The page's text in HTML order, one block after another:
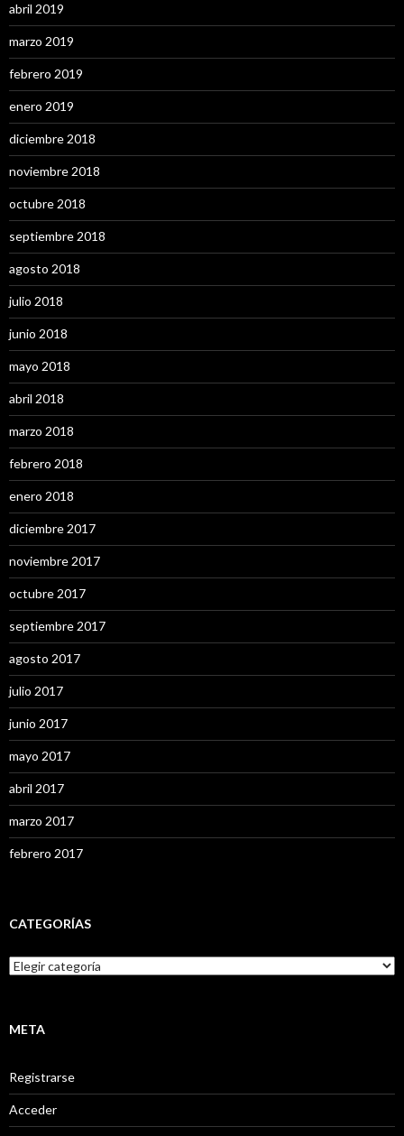
abril 2019
marzo 2019
febrero 2019
enero 2019
diciembre 2018
noviembre 2018
octubre 2018
septiembre 2018
agosto 2018
julio 2018
junio 2018
mayo 2018
abril 2018
marzo 2018
febrero 2018
enero 2018
diciembre 2017
noviembre 2017
octubre 2017
septiembre 2017
agosto 2017
julio 2017
junio 2017
mayo 2017
abril 2017
marzo 2017
febrero 2017
CATEGORÍAS
C
a
g
í
a
s
META
Registrarse
Acceder